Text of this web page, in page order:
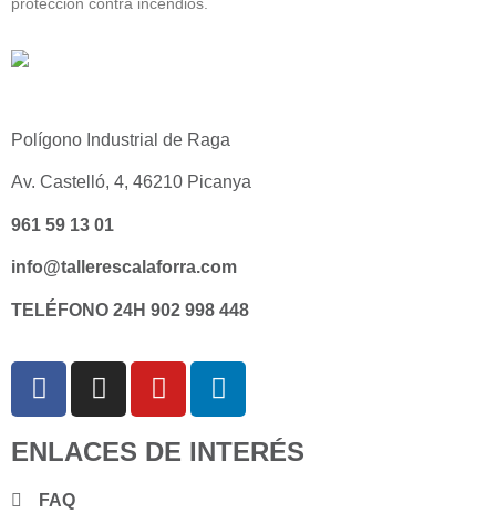
protección contra incendios.
Polígono Industrial de Raga
Av. Castelló, 4, 46210 Picanya
961 59 13 01
info@tallerescalaforra.com
TELÉFONO 24H 902 998 448
ENLACES DE INTERÉS
FAQ